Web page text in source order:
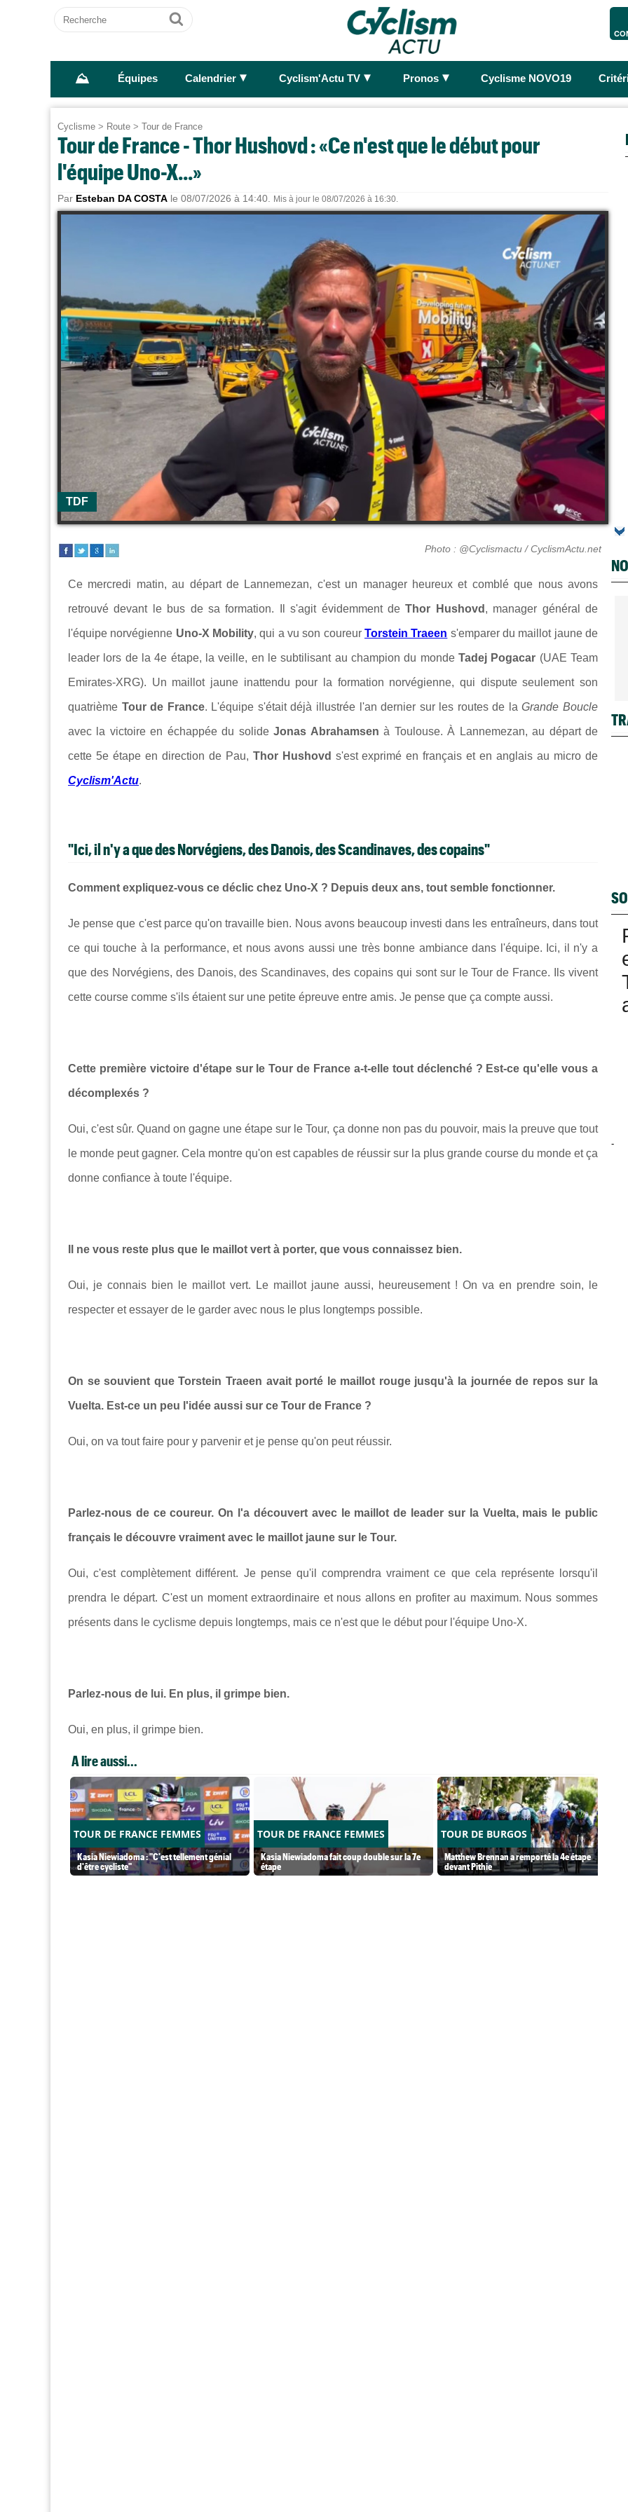
Recherche
Ok
⛰ Équipes Calendrier ► Cyclism'Actu TV ► Pronos ► Cyclisme NOVO19
Cyclisme > Route > Tour de France
Tour de France - Thor Hushovd : «Ce n'est que le début pour
l'équipe Uno-X...»
Par Esteban DA COSTA le 08/07/2026 à 14:40. Mis à jour le 08/07/2026 à 16:30.
TDF
Photo : @Cyclismactu / CyclismActu.net
Ce mercredi matin, au départ de Lannemezan, c'est un manager heureux et comblé que nous avons
retrouvé devant le bus de sa formation. Il s'agit évidemment deThor Hushovd , manager général de
l'équipe norvégienne Uno-X Mobility, qui a vu son coureurTorstein Traeen s'emparer du maillot jaune de
leader lors de la 4e étape, la veille, en le subtilisant au champion du monde Tadej Pogacar (UAE Team
Emirates-XRG). Un maillot jaune inattendu pour la formation norvégienne, qui dispute seulement son
quatrième Tour de France. L'équipe s'était déjà illustrée l'an dernier sur les routes de laGrande Boucle
avec la victoire en échappée du solideJonas Abrahamsen à Toulouse. À Lannemezan, au départ de
cette 5e étape en direction de Pau, Thor Hushovd s'est exprimé en français et en anglais au micro de
Cyclism'Actu.
"Ici, il n'y a que des Norvégiens, des Danois, des Scandinaves, des copains"
Comment expliquez-vous ce déclic chez Uno-X ? Depuis deux ans, tout semble fonctionner.
Je pense que c'est parce qu'on travaille bien. Nous avons beaucoup investi dans les entraîneurs, dans tout
ce qui touche à la performance, et nous avons aussi une très bonne ambiance dans l'équipe. Ici, il n'y a
que des Norvégiens, des Danois, des Scandinaves, des copains qui sont sur le Tour de France. Ils vivent
cette course comme s'ils étaient sur une petite épreuve entre amis. Je pense que ça compte aussi.
Cette première victoire d'étape sur le Tour de France a-t-elle tout déclenché ? Est-ce qu'elle vous a
décomplexés ?
Oui, c'est sûr. Quand on gagne une étape sur le Tour, ça donne non pas du pouvoir, mais la preuve que tout
le monde peut gagner. Cela montre qu'on est capables de réussir sur la plus grande course du monde et ça
donne confiance à toute l'équipe.
Il ne vous reste plus que le maillot vert à porter, que vous connaissez bien.
Oui, je connais bien le maillot vert. Le maillot jaune aussi, heureusement ! On va en prendre soin, le
respecter et essayer de le garder avec nous le plus longtemps possible.
On se souvient que Torstein Traeen avait porté le maillot rouge jusqu'à la journée de repos sur la
Vuelta. Est-ce un peu l'idée aussi sur ce Tour de France ?
Oui, on va tout faire pour y parvenir et je pense qu'on peut réussir.
Parlez-nous de ce coureur. On l'a découvert avec le maillot de leader sur la Vuelta, mais le public
français le découvre vraiment avec le maillot jaune sur le Tour.
Oui, c'est complètement différent. Je pense qu'il comprendra vraiment ce que cela représente lorsqu'il
prendra le départ. C'est un moment extraordinaire et nous allons en profiter au maximum. Nous sommes
présents dans le cyclisme depuis longtemps, mais ce n'est que le début pour l'équipe Uno-X.
Parlez-nous de lui. En plus, il grimpe bien.
Oui, en plus, il grimpe bien.
A lire aussi...
TOUR DE FRANCE FEMMES
Kasia Niewiadoma : "C'est tellement génial
d'être cycliste"
TOUR DE FRANCE FEMMES
Kasia Niewiadoma fait coup double sur la 7e
étape
TOUR DE BURGOS
Matthew Brennan a remporté la 4e étape
devant Pithie
-